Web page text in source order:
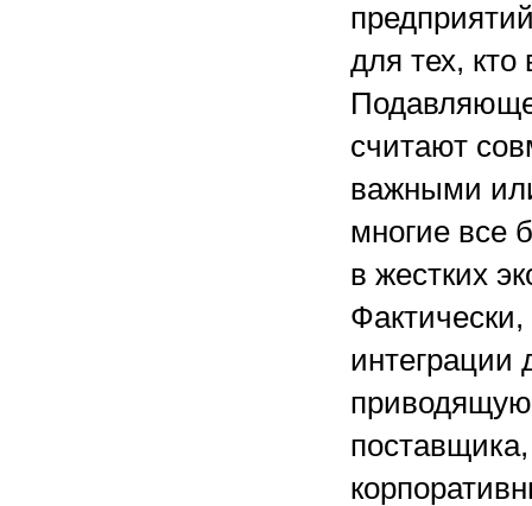
для тех,
считают
важными
многие все
в жестких
интеграции
приводящую